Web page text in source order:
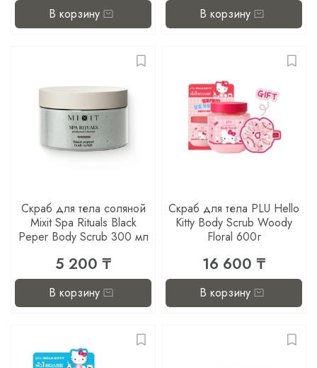
В корзину В корзину
Скраб для тела соляной
Mixit Spa Rituals Black
Peper Body Scrub 300 мл
5 200 ₸
В корзину
Скраб для тела PLU Hello
Kitty Body Scrub Woody
Floral 600г
16 600 ₸
В корзину